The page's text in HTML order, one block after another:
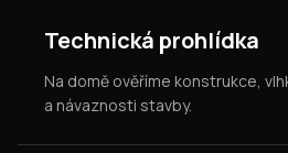
Technická prohlídka
Na domě ověříme konstrukce,
a návaznosti stavby.